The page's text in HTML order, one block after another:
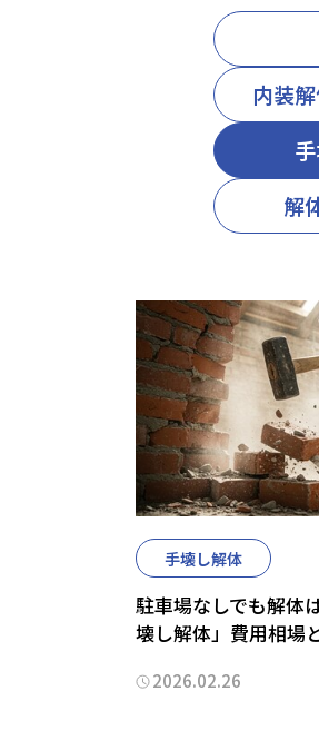
内装
解
手壊し解体
駐車場なしでも解体
壊し解体」費用相場
2026.02.26